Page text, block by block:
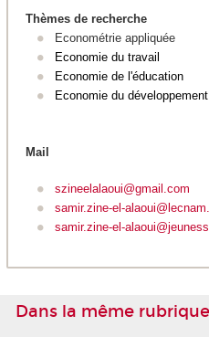
Thèmes de recherche
Econométrie appliquée
Economie du travail
Economie de l'éducation
Economie du développement
Mail
szineelalaoui@gmail.com
samir.zine-el-
samir.zine-el-
Dans la même rubrique